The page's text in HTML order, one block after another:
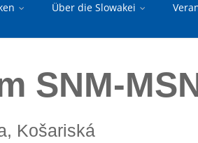
Über die Slowakei
SNM-
Košariská